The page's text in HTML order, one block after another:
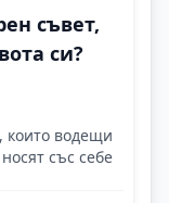
съвет,
си?
които водещи
със себе